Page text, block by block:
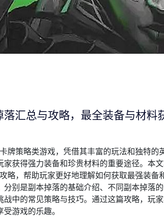
落汇总与攻略，最全装备与材料
牌策略类游戏，凭借其丰富的玩法和独特的
获得强力装备和珍贵材料的重要途径。本
略，帮助玩家更好地理解如何获取最强装备
别是副本掉落的基础介绍、不同副本掉落
战中的常见策略与技巧。通过这篇攻略，玩
游戏的乐趣。